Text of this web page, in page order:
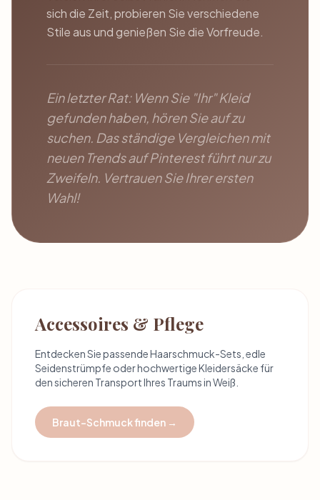
sich die Zeit, probieren Sie verschiedene
Stile aus und genießen Sie die Vorfreude.
Ein letzter Rat:Wenn Sie "Ihr" Kleid
gefunden haben, hören Sie auf zu
suchen. Das ständige Vergleichen mit
neuen Trends auf Pinterest führt nur zu
Zweifeln. Vertrauen Sie Ihrer ersten
Wahl!
Accessoires & Pflege
Entdecken Sie passende Haarschmuck-Sets, edle
Seidenstrümpfe oder hochwertige Kleidersäcke für
den sicheren Transport Ihres Traums in Weiß.
Braut-Schmuck finden →